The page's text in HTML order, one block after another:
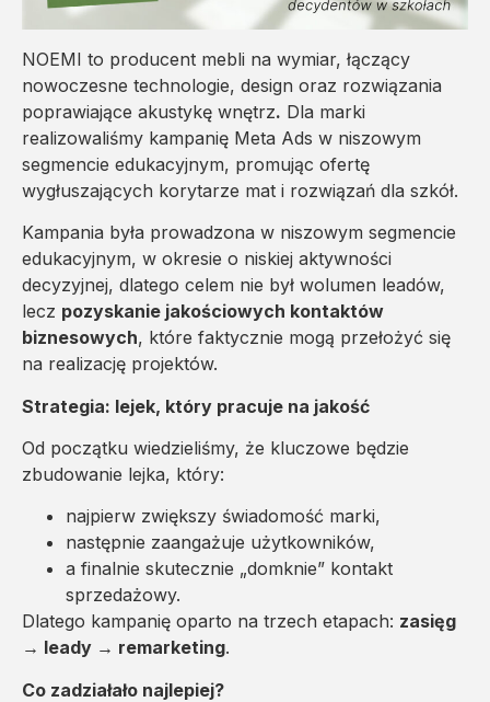
NOEMI to producent mebli na wymiar, łączący
nowoczesne technologie, design oraz rozwiązania
poprawiające akustykę wnętrz. Dla marki
realizowaliśmy kampanię Meta Ads w niszowym
segmencie edukacyjnym, promując ofertę
wygłuszających korytarze mat i rozwiązań dla szkół.
Kampania była prowadzona w niszowym segmencie
edukacyjnym, w okresie o niskiej aktywności
decyzyjnej, dlatego celem nie był wolumen leadów,
lecz pozyskanie jakościowych kontaktów
biznesowych, które faktycznie mogą przełożyć się
na realizację projektów.
Strategia: lejek, który pracuje na jakość
Od początku wiedzieliśmy, że kluczowe będzie
zbudowanie lejka, który:
najpierw zwiększy świadomość marki,
następnie zaangażuje użytkowników,
a finalnie skutecznie „domknie” kontakt
sprzedażowy.
Dlatego kampanię oparto na trzech etapach: zasięg
→ leady → remarketing.
Co zadziałało najlepiej?